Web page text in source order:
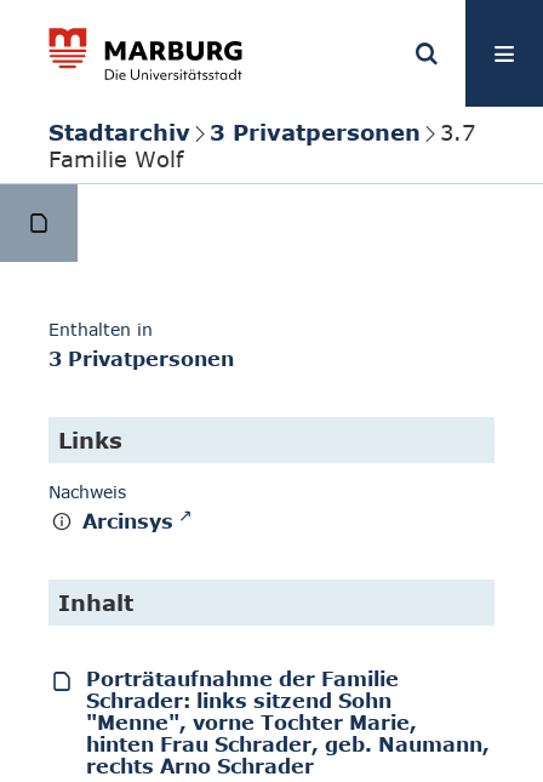
Stadtarchiv 3 Privatpersonen
3.7
Familie Wolf
Enthalten in
3 Privatpersonen
Links
Nachweis
Arcinsys
Inhalt
Porträtaufnahme der Familie
Schrader: links sitzend Sohn
"Menne", vorne Tochter Marie,
hinten Frau Schrader, geb. Naumann,
rechts Arno Schrader